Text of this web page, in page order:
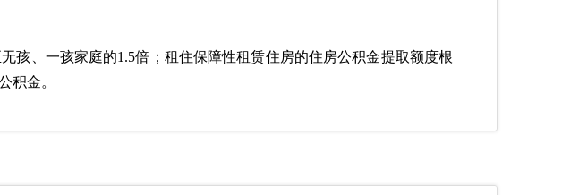
孩、一孩家庭的1.5倍；租住保障性租赁住房的住房公积金提取额度根
积金。